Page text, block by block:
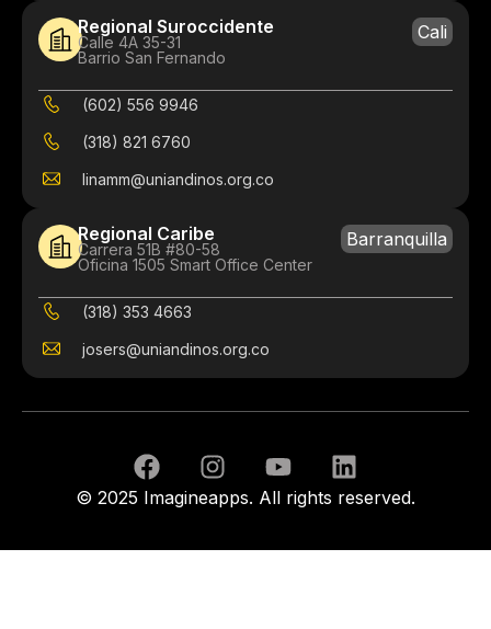
Regional Suroccidente
Calle 4A 35-31
Barrio San Fernando
Cali
(602) 556 9946
(318) 821 6760
linamm@uniandinos.org.co
Regional Caribe
Carrera 51B #80-58
Oficina 1505 Smart Office Center
Barranquilla
(318) 353 4663
josers@uniandinos.org.co
© 2025 Imagineapps. All rights reserved.